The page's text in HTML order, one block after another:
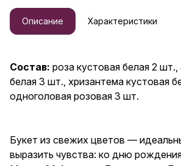
годовщине, 8 Марта, 14
Февраля, Дню матери, Дню
учителя, Дню бабушки и
хранению — в подарок.
Цветочный букет — отличный
подарок бабушке, маме,
любимой женщине, жене,
Описание Характеристики
Состав: роза кустовая белая 2
белая 3 шт., хризантема кустовая
одноголовая розовая 3 шт.
Букет из свежих цветов —
выразить чувства: ко дню